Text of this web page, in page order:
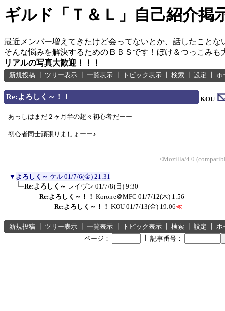
ギルド「Ｔ＆Ｌ」自己紹介掲
最近メンバー増えてきたけど会ってないとか、話したことな
そんな悩みを解決するためのＢＢＳです！ぼけ＆つっこみも
リアルの写真大歓迎！！！
新規投稿 ツリー表示 一覧表示 トピック表示 検索 設定 ホ
Re:よろしく～！！ KOU
あっしはまだ２ヶ月半の超々初心者だーー
初心者同士頑張りましょーー♪
<Mozilla/4.0
▼ よろしく～ ケル 01/7/6(金) 21:31
Re:よろしく～ レイヴン 01/7/8(日) 9:30
Re:よろしく～！！ Korone＠MFC 01/7/12(木) 1:56
Re:よろしく～！！ KOU 01/7/13(金) 19:06≪
新規投稿 ツリー表示 一覧表示 トピック表示 検索 設定
ホ
ページ：
記事番号：